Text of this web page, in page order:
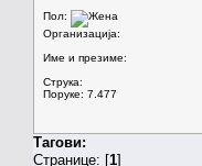
Пол:
Организација:
Име и презиме:
Струка:
Поруке: 7.477
Тагови:
Странице: [1]